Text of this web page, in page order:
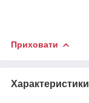
Приховати
Характеристики